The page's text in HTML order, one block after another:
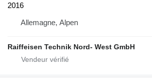
2016
Allemagne, Alpen
Raiffeisen Technik Nord- West GmbH